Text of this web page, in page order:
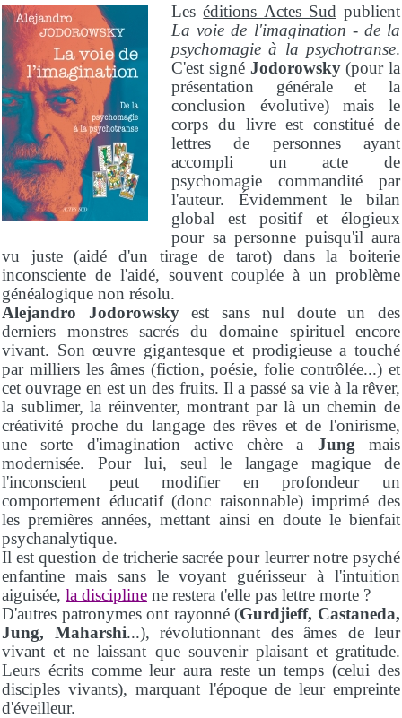
Leséditions Actes Sud publient
La voie de l'imagination - de la
psychomagie à la psychotranse.
C'est signé Jodorowsky(pour la
présentation générale et la
conclusion évolutive) mais le
corps du livre est constitué de
lettres de personnes ayant
accompli un acte de
psychomagie commandité par
l'auteur. Évidemment le bilan
global est positif et élogieux
pour sa personne puisqu'il aura
vu juste (aidé d'un tirage de tarot) dans la boiterie
inconsciente de l'aidé, souvent couplée à un problème
généalogique non résolu.
Alejandro Jodorowskyest sans nul doute un des
derniers monstres sacrés du domaine spirituel encore
vivant. Son œuvre gigantesque et prodigieuse a touché
par milliers les âmes (fiction, poésie, folie contrôlée...) et
cet ouvrage en est un des fruits. Il a passé sa vie à la rêver,
la sublimer, la réinventer, montrant par là un chemin de
créativité proche du langage des rêves et de l'onirisme,
une sorte d'imagination active chère a Jung mais
modernisée. Pour lui, seul le langage magique de
l'inconscient peut modifier en profondeur un
comportement éducatif (donc raisonnable) imprimé des
les premières années, mettant ainsi en doute le bienfait
psychanalytique.
Il est question de tricherie sacrée pour leurrer notre psyché
enfantine mais sans le voyant guérisseur à l'intuition
aiguisée, la discipline ne restera t'elle pas lettre morte ?
D'autres patronymes ont rayonné (Gurdjieff, Castaneda,
Jung, Maharshi...), révolutionnant des âmes de leur
vivant et ne laissant que souvenir plaisant et gratitude.
Leurs écrits comme leur aura reste un temps (celui des
disciples vivants), marquant l'époque de leur empreinte
d'éveilleur.